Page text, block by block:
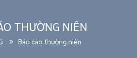
THƯỜNG NIÊN
Báo cáo thường niên